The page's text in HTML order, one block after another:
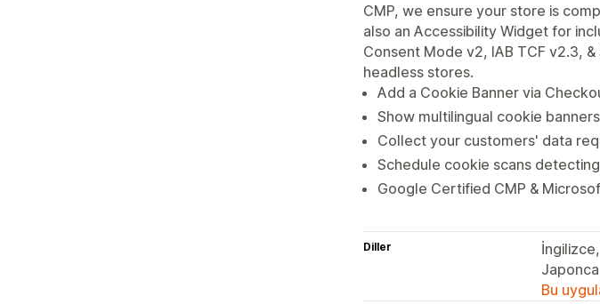
CMP, we ensure your store is
also an Accessibility Widget for
Consent Mode v2, IAB TCF v2.3,
headless stores.
Add a Cookie Banner via
Show multilingual cookie
Collect your customers' data
Schedule cookie scans
Google Certified CMP &
Diller
Bu